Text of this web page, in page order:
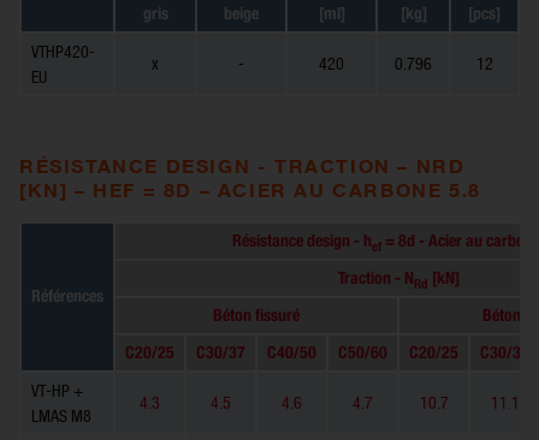
gris
beige
[ml]
[kg]
[pcs]
VTHP420-
EU
x - 420 0.796 12
RÉSISTANCE DESIGN - TRACTION – NRD
[KN] – HEF = 8D – ACIER AU CARBONE 5.8
Références
Résistance design - hef = 8d - Acier au
Traction - NRd [kN]
Béton fissuré
Béton
C20/25
C30/37 C40/50 C50/60 C20/25 C30/37
VT-HP +
LMAS M8
4.3 4.5 4.6 4.7 10.7 11.1